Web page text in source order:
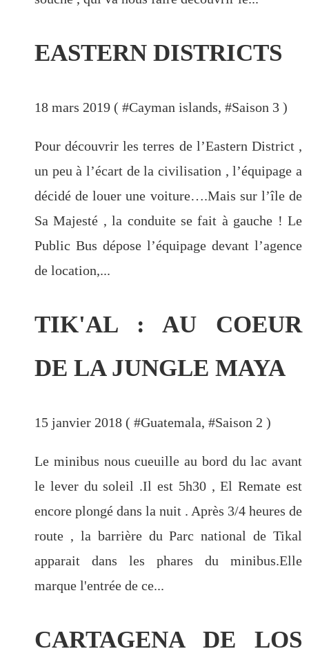
EASTERN DISTRICTS
18 mars 2019 ( #Cayman islands, #Saison 3 )
Pour découvrir les terres de l’Eastern District ,
un peu à l’écart de la civilisation , l’équipage a
décidé de louer une voiture….Mais sur l’île de
Sa Majesté , la conduite se fait à gauche ! Le
Public Bus dépose l’équipage devant l’agence
de location,...
TIK'AL : AU COEUR
DE LA JUNGLE MAYA
15 janvier 2018 ( #Guatemala, #Saison 2 )
Le minibus nous cueuille au bord du lac avant
le lever du soleil .Il est 5h30 , El Remate est
encore plongé dans la nuit . Après 3/4 heures de
route , la barrière du Parc national de Tikal
apparait dans les phares du minibus.Elle
marque l'entrée de ce...
CARTAGENA DE LOS